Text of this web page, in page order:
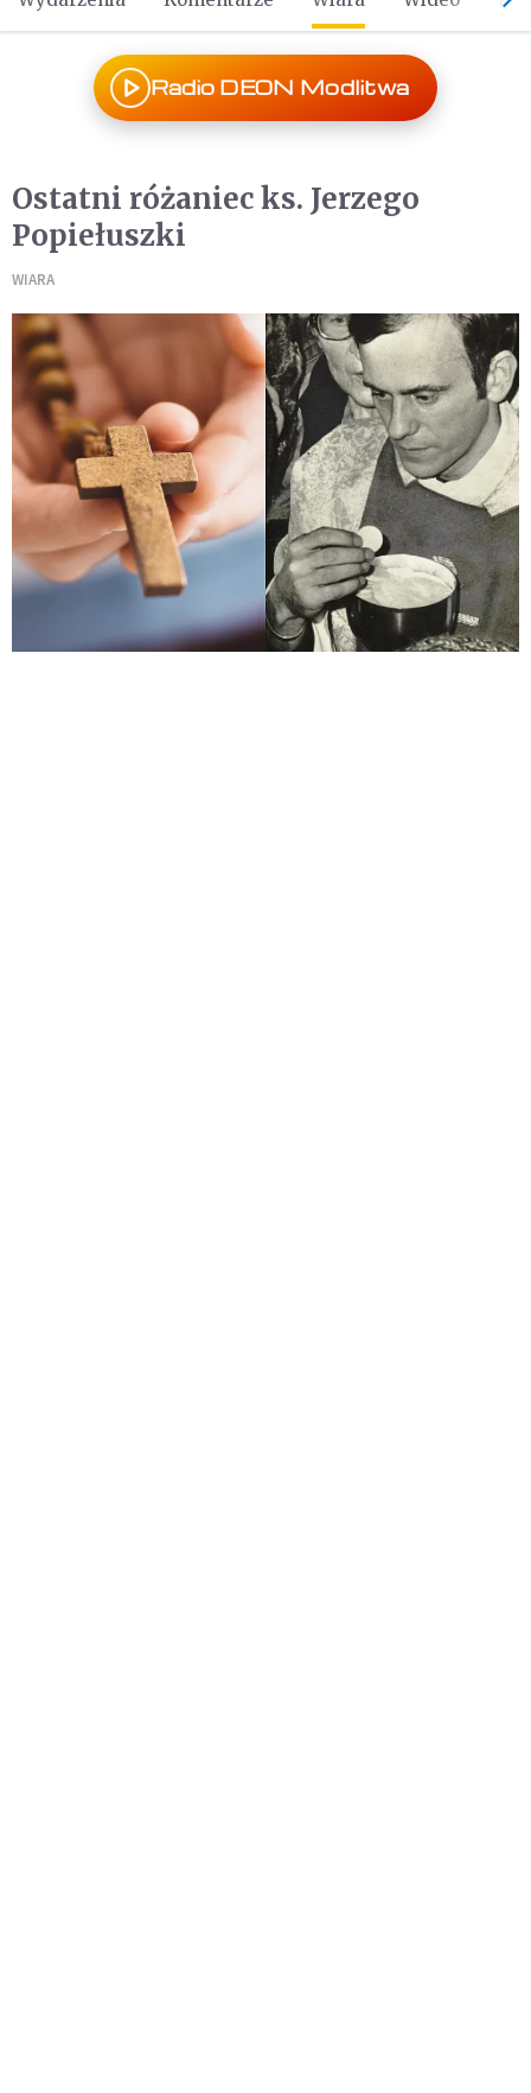
Radio DEON Modlitwa
Ostatni różaniec ks. Jerzego
Popiełuszki
WIARA